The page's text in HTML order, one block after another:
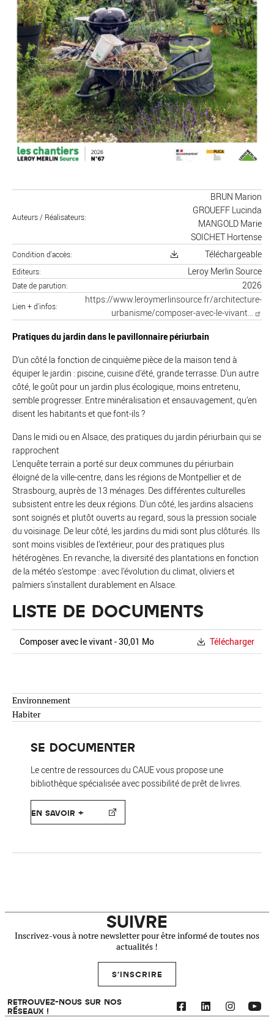
Environnement
Habiter
SE DOCUMENTER
Le centre de ressources du CAUE vous propose une
bibliothèque spécialisée avec possibilité de prêt de livres.
EN SAVOIR +
Auteurs / Réalisateurs
BRUN Marion
GROUEFF Lucinda
MANGOLD Marie
SOICHET Hortense
Condition d'accès Téléchargeable
Editeurs Leroy Merlin Source
Date de parution 2026
Lien + d'infos
https://www.leroymerlinsource.fr/architecture-
urbanisme/composer-avec-le-vivant…
Pratiques du jardin dans le pavillonnaire périurbain
D’un côté la fonction de cinquième pièce de la maison tend à
équiper le jardin : piscine, cuisine d’été, grande terrasse. D’un autre
côté, le goût pour un jardin plus écologique, moins entretenu,
semble progresser. Entre minéralisation et ensauvagement, qu’en
disent les habitants et que font-ils ?
Dans le midi ou en Alsace, des pratiques du jardin périurbain qui se
rapprochent
L’enquête terrain a porté sur deux communes du périurbain
éloigné de la ville-centre, dans les régions de Montpellier et de
Strasbourg, auprès de 13 ménages. Des différentes culturelles
subsistent entre les deux régions. D’un côté, les jardins alsaciens
sont soignés et plutôt ouverts au regard, sous la pression sociale
du voisinage. De leur côté, les jardins du midi sont plus clôturés. Ils
sont moins visibles de l’extérieur, pour des pratiques plus
hétérogènes. En revanche, la diversité des plantations en fonction
de la météo s’estompe : avec l’évolution du climat, oliviers et
palmiers s’installent durablement en Alsace.
LISTE DE DOCUMENTS
Composer avec le vivant - 30,01 Mo Télécharger
SUIVRE
Inscrivez-vous à notre newsletter pour être informé de toutes nos
actualités !
S'INSCRIRE
RETROUVEZ-NOUS SUR NOS
RÉSEAUX !